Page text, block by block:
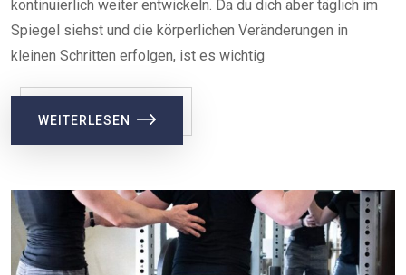
kontinuierlich weiter entwickeln. Da du dich aber täglich im
Spiegel siehst und die körperlichen Veränderungen in
kleinen Schritten erfolgen, ist es wichtig
WEITERLESEN